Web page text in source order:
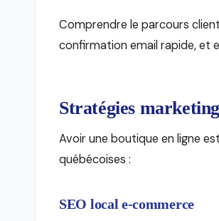
Comprendre le parcours
confirmation email rapide, et
Stratégies
Avoir une boutique en ligne
québécoises :
SEO local e-commerce